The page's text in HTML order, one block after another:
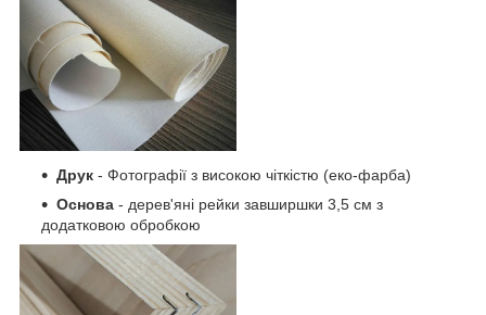
Друк - Фотографії з високою чіткістю (еко-фарба)
Основа - дерев'яні рейки завширшки 3,5 см з
додатковою обробкою